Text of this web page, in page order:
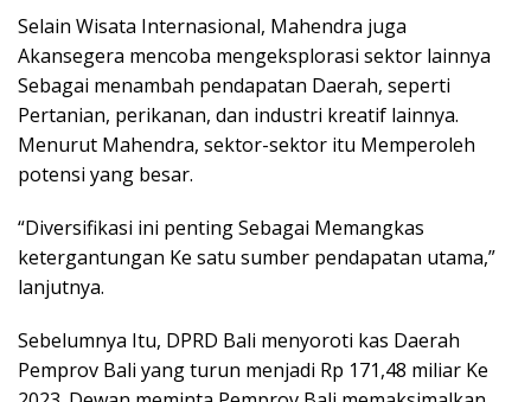
Selain Wisata Internasional, Mahendra juga
Akansegera mencoba mengeksplorasi sektor lainnya
Sebagai menambah pendapatan Daerah, seperti
Pertanian, perikanan, dan industri kreatif lainnya.
Menurut Mahendra, sektor-sektor itu Memperoleh
potensi yang besar.
“Diversifikasi ini penting Sebagai Memangkas
ketergantungan Ke satu sumber pendapatan utama,”
lanjutnya.
Sebelumnya Itu, DPRD Bali menyoroti kas Daerah
Pemprov Bali yang turun menjadi Rp 171,48 miliar Ke